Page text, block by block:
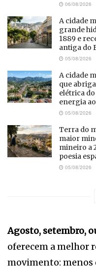
06/08/2026
A cidade
grande
1889 e
antiga do
05/08/2026
A cidade
que
elétrica
energia
05/08/2026
Terra do
maior
mineiro a
poesia
05/08/2026
Agosto, setembro,
oferecem a melhor
movimento: menos